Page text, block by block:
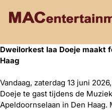
Dweilorkest Iaa Doeje maakt
Haag
Vandaag, zaterdag 13 juni
Doeje te gast tijdens de
Apeldoornselaan in Den